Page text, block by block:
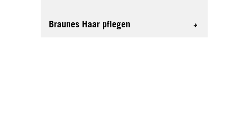
Braunes Haar pflegen